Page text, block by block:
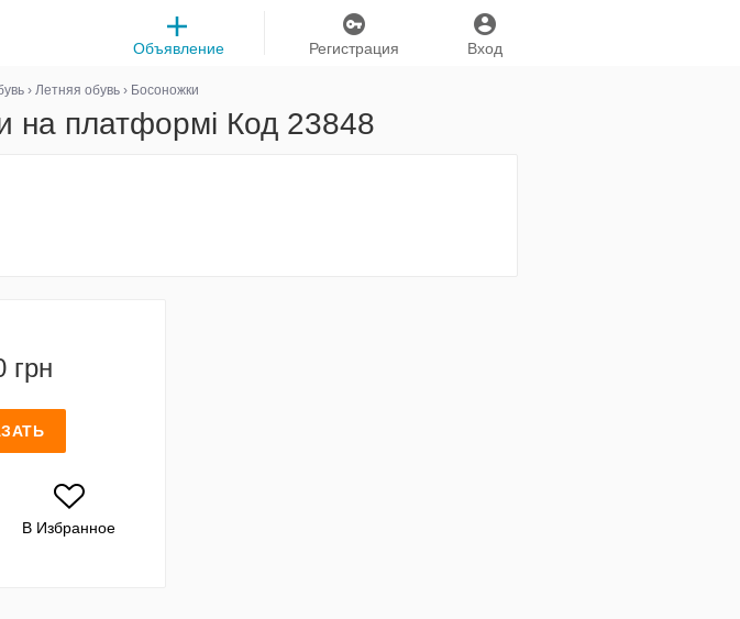
Вход
Регистрация
Объявление
› Летняя обувь› Босоножки
на платформі Код 23848
грн
В Избранное